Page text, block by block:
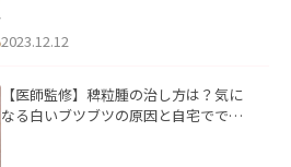
2023.12.12
【医師監修】稗粒腫の治し方は？気に
なる白いブツブツの原因と自宅ででき